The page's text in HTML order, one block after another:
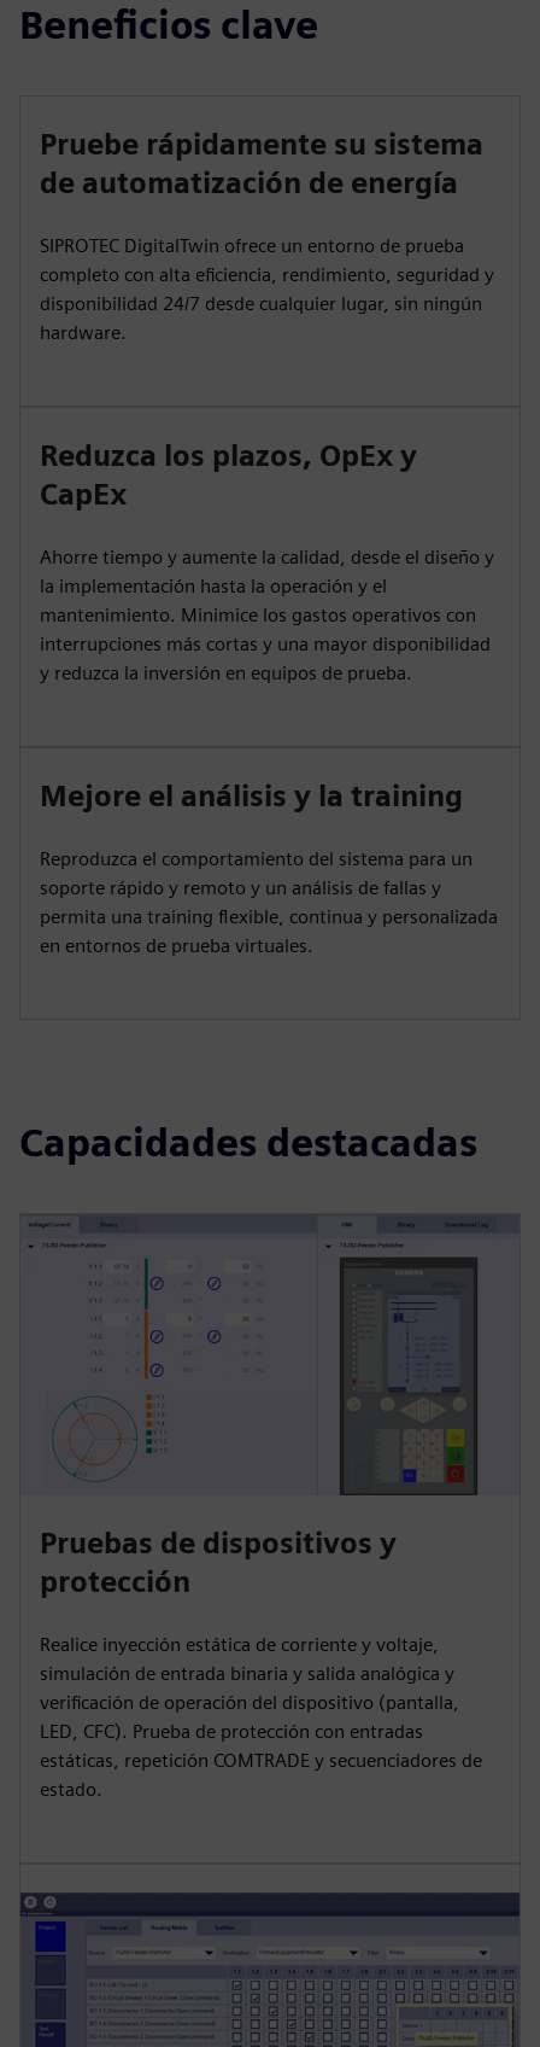
Beneficios clave
Pruebe rápidamente su sistema
de automatización de energía
SIPROTEC DigitalTwin ofrece un entorno de prueba
completo con alta eficiencia, rendimiento, seguridad y
disponibilidad 24/7 desde cualquier lugar, sin ningún
hardware.
Reduzca los plazos, OpEx y
CapEx
Ahorre tiempo y aumente la calidad, desde el diseño y
la implementación hasta la operación y el
mantenimiento. Minimice los gastos operativos con
interrupciones más cortas y una mayor disponibilidad
y reduzca la inversión en equipos de prueba.
Mejore el análisis y la training
Reproduzca el comportamiento del sistema para un
soporte rápido y remoto y un análisis de fallas y
permita una training flexible, continua y personalizada
en entornos de prueba virtuales.
Capacidades destacadas
Pruebas de dispositivos y
protección
Realice inyección estática de corriente y voltaje,
simulación de entrada binaria y salida analógica y
verificación de operación del dispositivo (pantalla,
LED, CFC). Prueba de protección con entradas
estáticas, repetición COMTRADE y secuenciadores de
estado.